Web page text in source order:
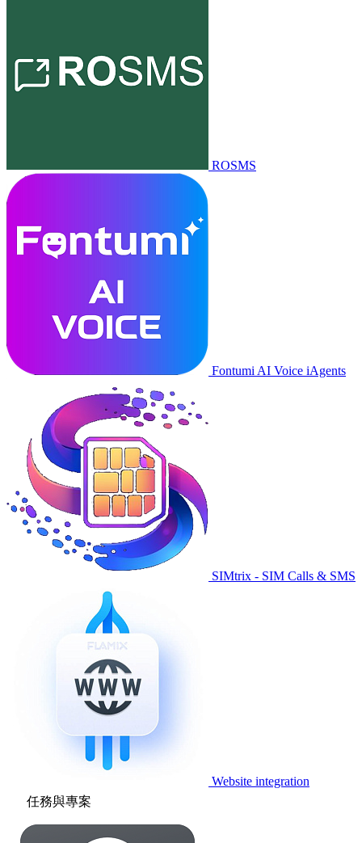
ROSMS
Fontumi AI Voice iAgents
SIMtrix - SIM Calls & SMS
Website integration
任務與專案